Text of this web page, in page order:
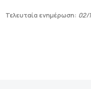
Τελευταία ενημέρωση: 02/